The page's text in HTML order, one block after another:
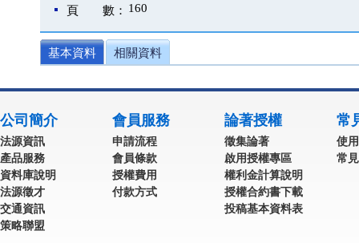
頁 數： 160
基本資料 相關資料
公司簡介
法源資訊
產品服務
資料庫說明
法源徵才
交通資訊
策略聯盟
會員服務
申請流程
會員條款
授權費用
付款方式
論著授權
徵集論著
啟用授權專區
權利金計算說明
授權合約書下載
投稿基本資料表
常
使
常